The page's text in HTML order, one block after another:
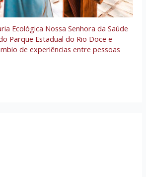
Ecológica Nossa Senhora da Saúde
Parque Estadual do Rio Doce e
de experiências entre pessoas